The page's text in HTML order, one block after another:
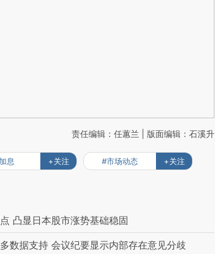
责任编辑：任蕙兰 | 版面编辑：石溪升
息 +关注 #市场动态 +关注
凸显日本股市涨势基础稳固
数据支持 会议纪要显示内部存在意见分歧